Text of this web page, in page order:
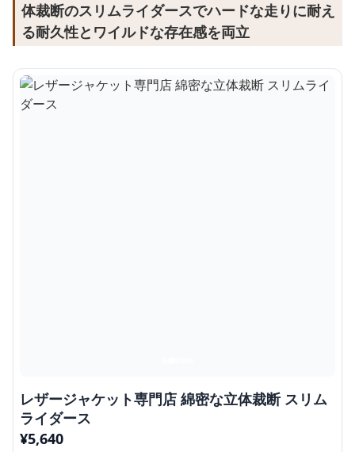
体裁断のスリムライダースでハードな走りに耐え
る耐久性とワイルドな存在感を両立
レザージャケット専門店 綿密な立体裁断 スリム
ライダース
¥5,640